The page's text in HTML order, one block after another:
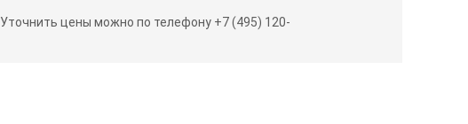
Уточнить цены можно по телефону +7 (495) 120-